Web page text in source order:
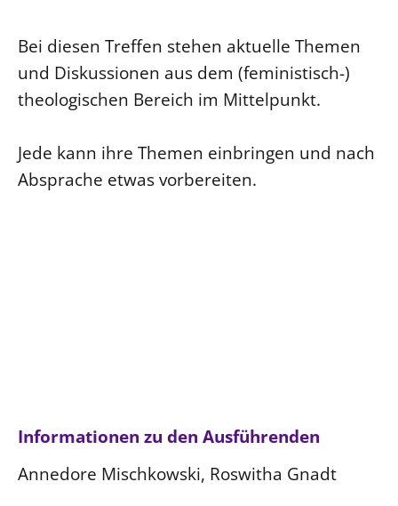
Bei diesen Treffen stehen aktuelle Themen
und Diskussionen aus dem (feministisch-)
theologischen Bereich im Mittelpunkt.
Jede kann ihre Themen einbringen und nach
Absprache etwas vorbereiten.
Informationen zu den Ausführenden
Annedore Mischkowski, Roswitha Gnadt
Ökumene und Religionen